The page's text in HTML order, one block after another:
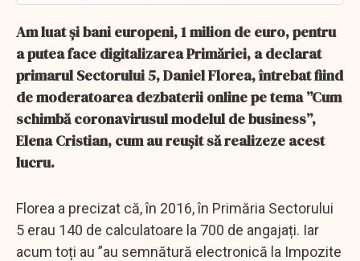
Am luat și bani europeni, 1 milion de euro, pentru
a putea face digitalizarea Primăriei, a declarat
primarul Sectorului 5, Daniel Florea, întrebat fiind
de moderatoarea dezbaterii online pe tema ”Cum
schimbă coronavirusul modelul de business”,
Elena Cristian, cum au reușit să realizeze acest
lucru.
Florea a precizat că, în 2016, în Primăria Sectorului
5 erau 140 de calculatoare la 700 de angajați. Iar
acum toți au ”au semnătură electronică la Impozite